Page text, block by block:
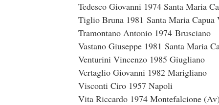
Tedesco Giovanni 1974 Santa Maria
Tiglio Bruna 1981 Santa Maria Capua
Tramontano Antonio 1974 Brusciano
Vastano Giuseppe 1981 Santa Maria
Venturini Vincenzo 1985 Giugliano
Vertaglio Giovanni 1982 Marigliano
Visconti Ciro 1957 Napoli
Vita Riccardo 1974 Montefalcione